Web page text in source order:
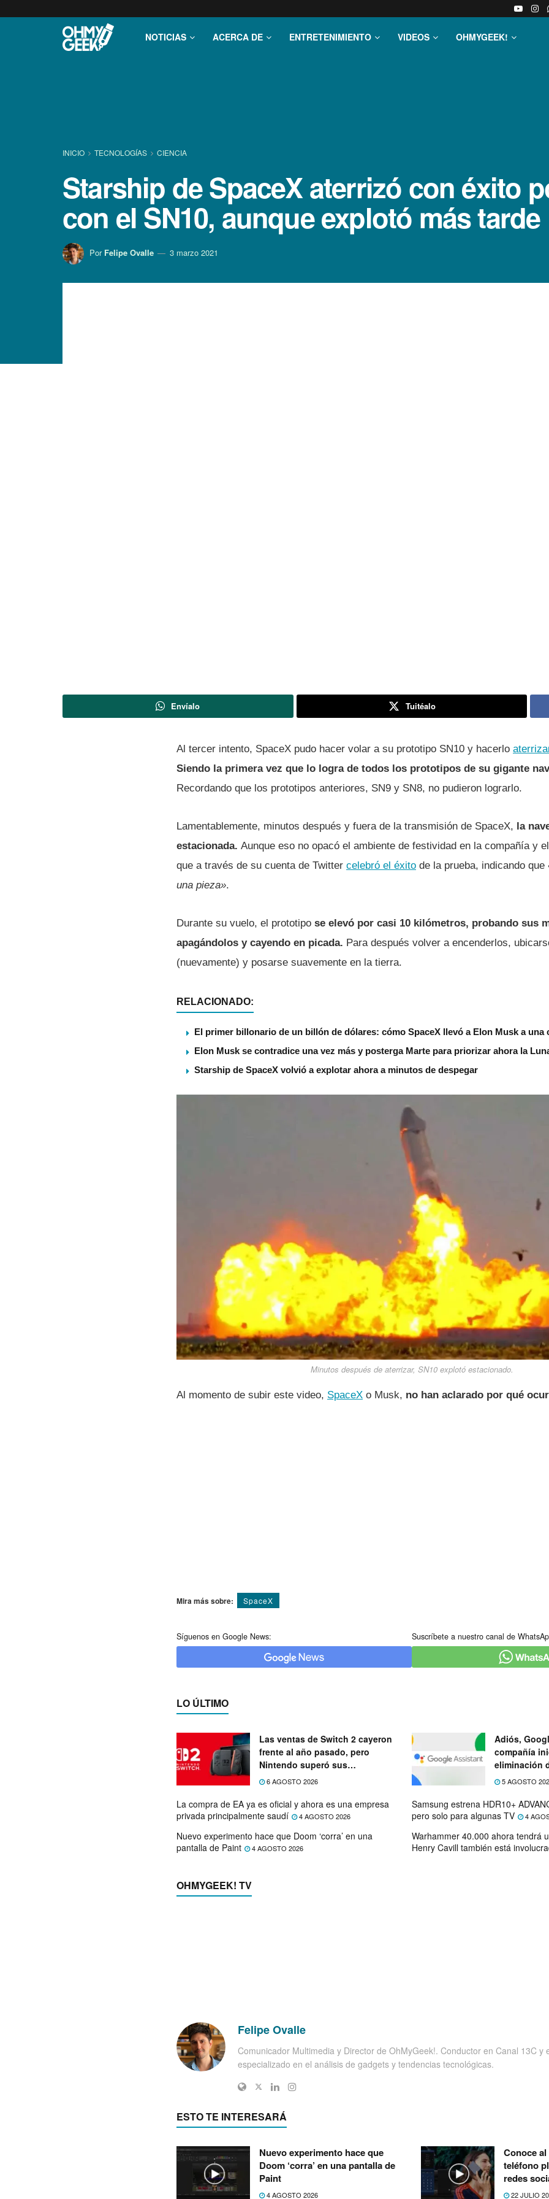
NOTICIAS ACERCA DE ENTRETENIMIENTO VIDEOS OHMYGEEK!
INICIO TECNOLOGÍ­AS CIENCIA
Starship de SpaceX aterrizó con éxito
con el SN10, aunque explotó más tarde
Por Felipe Ovalle 3 marzo 2021
Envíalo Tuitéalo
Al tercer intento, SpaceX pudo hacer volar a su prototipo SN10 y hacerlo
Siendo la primera vez que lo logra de todos los prototipos de su gigante
Recordando que los prototipos anteriores, SN9 y SN8, no pudieron lograrlo.
Lamentablemente, minutos después y fuera de la transmisión de SpaceX, la
estacionada. Aunque eso no opacó el ambiente de festividad en la compañí­a y
que a través de su cuenta de Twitter celebró el éxito de la prueba, indicando que
una pieza».
Durante su vuelo, el prototipo se elevó por casi 10 kilómetros, probando sus
apagándolos y cayendo en picada. Para después volver a encenderlos,
(nuevamente) y posarse suavemente en la tierra.
RELACIONADO:
El primer billonario de un billón de dólares: cómo SpaceX llevó a Elon Musk a una
Elon Musk se contradice una vez más y posterga Marte para priorizar ahora la
Starship de SpaceX volvió a explotar ahora a minutos de despegar
Minutos después de aterrizar, SN10 explotó estacionado.
Al momento de subir este video, SpaceX o Musk, no han aclarado por qué
Mira más sobre: SpaceX
Síguenos en Google News: Suscríbete a nuestro canal de
LO ÚLTIMO
Las ventas de Switch 2 cayeron
frente al año pasado, pero
Nintendo superó sus
expectativas
6 AGOSTO 2026
Adiós,
compañía
eliminación
próximo mes
5 AGOSTO
La compra de EA ya es oficial y ahora es una empresa
privada principalmente saudí
4 AGOSTO 2026
Samsung estrena HDR10+
pero solo para algunas TV
4
Nuevo experimento hace que Doom ‘corra’ en una
pantalla de Paint
4 AGOSTO 2026
Warhammer 40.000 ahora tendrá
Henry Cavill también está
OHMYGEEK! TV
Felipe Ovalle
Comunicador Multimedia y Director de OhMyGeek!. Conductor en Canal 13C y
especializado en el análisis de gadgets y tendencias tecnológicas.
ESTO TE INTERESARÁ
Nuevo experimento hace que
Doom ‘corra’ en una pantalla de
Paint
4 AGOSTO 2026
Conoce
teléfono
redes
22 JULIO